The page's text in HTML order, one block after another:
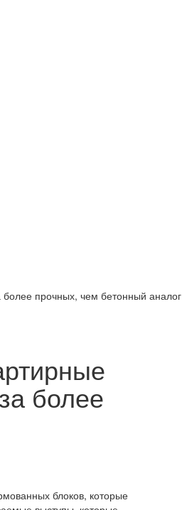
прочных, чем бетонный аналог
более
блоков, которые